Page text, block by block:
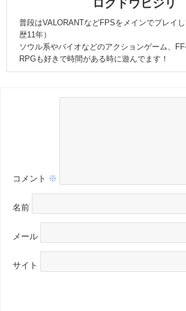
ロクドウヒジリ
普段はVALORANTなどFPSをメインでプレイ
歴11年）
ソウル系やバイオなどのアクションゲーム、
RPGも好きで時間がある時に遊んでます！
コメント ※
名前
メール
サイト